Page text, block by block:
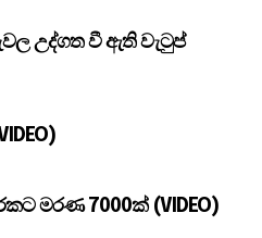
උද්ගත වී ඇති වැටුප්
මරණ 7000ක් (VIDEO)